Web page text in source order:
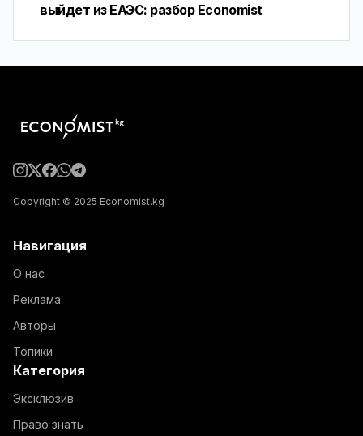
выйдет из ЕАЭС: разбор Economist
Copyright © 2025 Economist.kg
Навигация
О нас
Реклама
Авторы
Топики
Категория
Эксклюзив
Право знать